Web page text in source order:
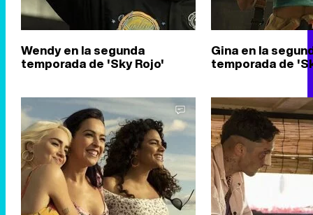
Wendy en la segunda
temporada de 'Sky Rojo'
Gina en la
temporada de